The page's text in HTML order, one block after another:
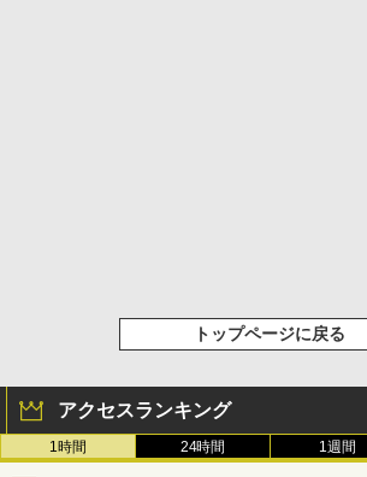
トップページに戻る
アクセスランキング
1時間 24時間 1週間